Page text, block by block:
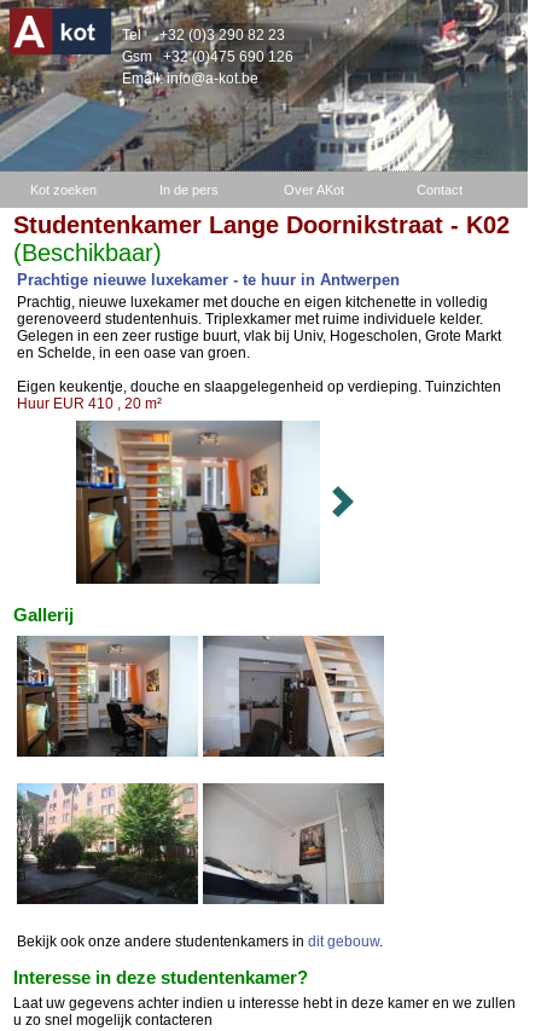
Tel+32 (0)3 290 82 23
Gsm +32 (0)475 690 126
Email:info@a-kot.be
Kot zoeken In de pers Over AKot Contact
Studentenkamer Lange Doornikstraat - K02
(Beschikbaar)
Prachtige nieuwe luxekamer - te huur in Antwerpen
Prachtig, nieuwe luxekamer met douche en eigen kitchenette in volledig
gerenoveerd studentenhuis. Triplexkamer met ruime individuele kelder.
Gelegen in een zeer rustige buurt, vlak bij Univ, Hogescholen, Grote Markt
en Schelde, in een oase van groen.
Eigen keukentje, douche en slaapgelegenheid op verdieping. Tuinzichten
Huur EUR 410 , 20 m²
Gallerij
Bekijk ook onze andere studentenkamers in dit gebouw.
Interesse in deze studentenkamer?
Laat uw gegevens achter indien u interesse hebt in deze kamer en we zullen
u zo snel mogelijk contacteren